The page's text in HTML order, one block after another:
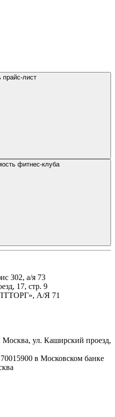
прайс-лист
фитнес-клуба
302, а/я 73
17, стр. 9
А/Я 71
ул. Каширский проезд,
в Московском банке